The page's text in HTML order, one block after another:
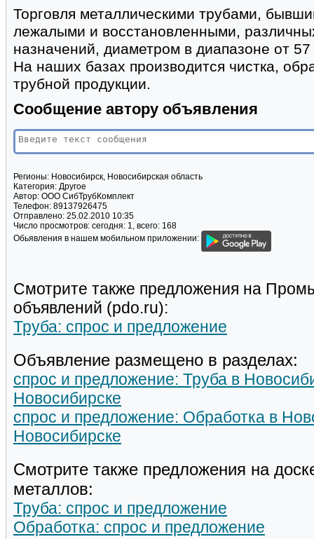
Торговля металлическими трубами,
лежалыми и восстановленными,
назначений, диаметром в диапазоне от
На наших базах производится чиcтка,
трубной продукции.
Сообщение автору объявления
Регионы: Новосибирск, Новосибирская область
Категория: Другое
Автор: ООО СибТрубКомплект
Телефон: 89137926475
Отправлено: 25.02.2010 10:35
Число просмотров: сегодня: 1, всего: 168
Обьявления в нашем мобильном приложении:
Смотрите также предложения на
объявлений (pdo.ru):
Труба: спрос и предложение
Объявление размещено в разделах:
спрос и предложение: Труба в
Новосибирске
спрос и предложение: Обработка в
Новосибирске
Смотрите также предложения на
металлов:
Труба: спрос и предложение
Обработка: спрос и предложение